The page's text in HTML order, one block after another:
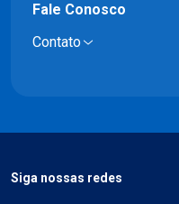
Fale Conosco
Contato
Siga nossas redes